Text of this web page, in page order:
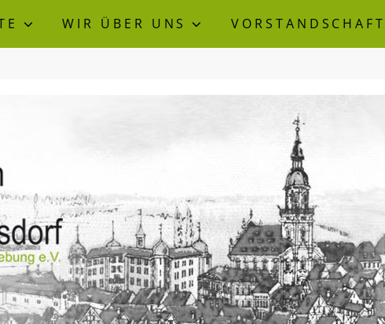
WIR ÜBER UNS VORSTANDSCHAFT